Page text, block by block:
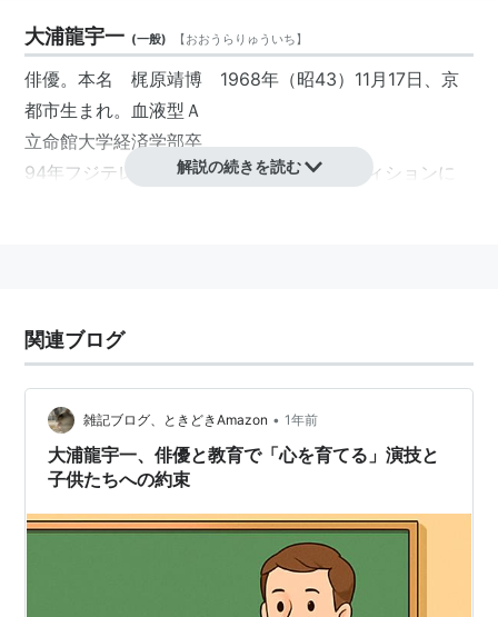
大浦龍宇一 (一般) 【おおうらりゅういち】
俳優。本名 梶原靖博 1968年（昭43）11月17日、京
都市生まれ。血液型Ａ
立命館大学経済学部卒
94年フジテレビ「この世の果て」のオーディションに
96年にはＴＢＳ「君と出逢ってから」の主題歌「夏の
午後」で歌手としてもデビュー。
祖父は俳優の故高田浩吉、叔母は女優の高田美和。
2000年、中村亜女里と入籍。
解説の続きを読む
関連ブログ
雑記ブログ、ときどきAmazon • 1年前
大浦龍宇一、俳優と教育で「心を育てる」演技と
子供たちへの約束